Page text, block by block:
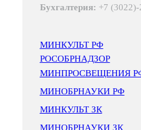
Бухгалтерия: +7
МИНКУЛЬТ РФ
РОСОБРНАДЗОР
МИНПРОСВЕЩЕНИЯ
МИНОБРНАУКИ РФ
МИНКУЛЬТ ЗК
МИНОБРНАУКИ ЗК